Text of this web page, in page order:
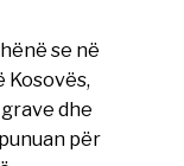
se në
Kosovës,
dhe
për